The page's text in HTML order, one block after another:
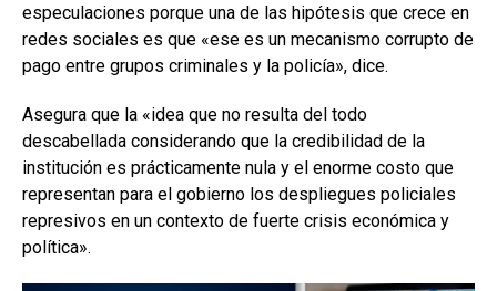
especulaciones porque una de las hipótesis que crece en
redes sociales es que «ese es un mecanismo corrupto de
pago entre grupos criminales y la policía», dice.
Asegura que la «idea que no resulta del todo
descabellada considerando que la credibilidad de la
institución es prácticamente nula y el enorme costo que
representan para el gobierno los despliegues policiales
represivos en un contexto de fuerte crisis económica y
política».